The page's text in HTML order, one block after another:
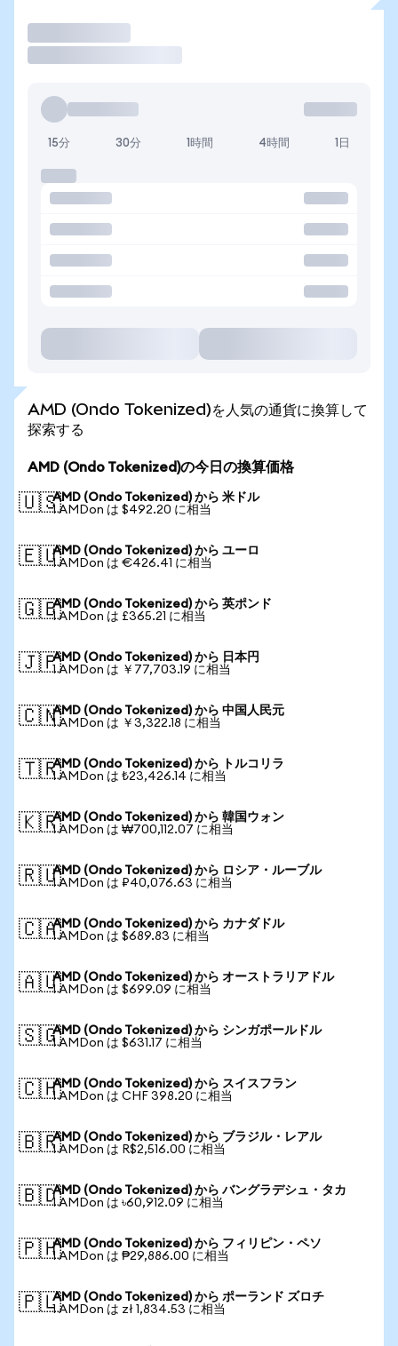
15分 30分 1時間 4時間 1日
AMD (Ondo Tokenized)を人気の通貨に換算して
探索する
AMD (Ondo Tokenized)の今日の換算価格
🇺🇸AMD (Ondo Tokenized) から 米ドル
1 AMDon は $492.20 に相当
🇪🇺AMD (Ondo Tokenized) から ユーロ
1 AMDon は €426.41 に相当
🇬🇧AMD (Ondo Tokenized) から 英ポンド
1 AMDon は £365.21 に相当
🇯🇵AMD (Ondo Tokenized) から 日本円
1 AMDon は ￥77,703.19 に相当
🇨🇳AMD (Ondo Tokenized) から 中国人民元
1 AMDon は ￥3,322.18 に相当
🇹🇷AMD (Ondo Tokenized) から トルコリラ
1 AMDon は ₺23,426.14 に相当
🇰🇷AMD (Ondo Tokenized) から 韓国ウォン
1 AMDon は ₩700,112.07 に相当
🇷🇺AMD (Ondo Tokenized) から ロシア・ルーブル
1 AMDon は ₽40,076.63 に相当
🇨🇦AMD (Ondo Tokenized) から カナダドル
1 AMDon は $689.83 に相当
🇦🇺AMD (Ondo Tokenized) から オーストラリアドル
1 AMDon は $699.09 に相当
🇸🇬AMD (Ondo Tokenized) から シンガポールドル
1 AMDon は $631.17 に相当
🇨🇭AMD (Ondo Tokenized) から スイスフラン
1 AMDon は CHF 398.20 に相当
🇧🇷AMD (Ondo Tokenized) から ブラジル・レアル
1 AMDon は R$2,516.00 に相当
🇧🇩AMD (Ondo Tokenized) から バングラデシュ・タカ
1 AMDon は ৳60,912.09 に相当
🇵🇭AMD (Ondo Tokenized) から フィリピン・ペソ
1 AMDon は ₱29,886.00 に相当
🇵🇱AMD (Ondo Tokenized) から ポーランド ズロチ
1 AMDon は zł 1,834.53 に相当